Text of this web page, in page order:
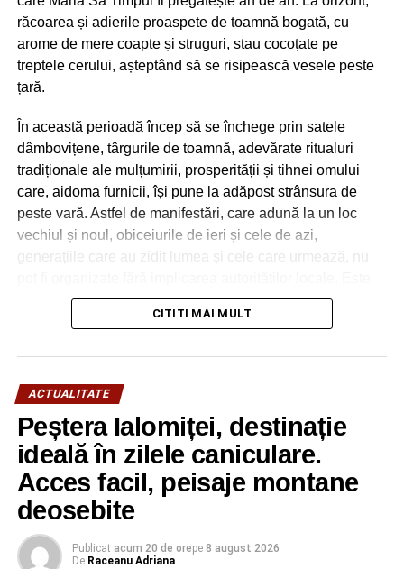
răcoarea și adierile proaspete de toamnă bogată, cu
arome de mere coapte și struguri, stau cocoțate pe
treptele cerului, așteptând să se risipească vesele peste
țară.
În această perioadă încep să se închege prin satele
dâmbovițene, târgurile de toamnă, adevărate ritualuri
tradiționale ale mulțumirii, prosperității și tihnei omului
care, aidoma furnicii, își pune la adăpost strânsura de
peste vară. Astfel de manifestări, care adună la un loc
vechiul și noul, obiceiurile de ieri și cele de azi,
generațiile care au zidit lumea și cele care urmează, nu
drept, vremurile, convulsiile acestei planete care parcă nu
își mai găsește azimutul în Univers, nu prea sunt
veghează din Infinit, pentru grijă și pentru ceea ce ne
oferă spre a trăi feriți de rele și oarecum îndestulați. „Zilele
comunelor”, care se încropesc pe ici pe colea, unde se
adună toată suflarea satului pentru a petrece, pentru a ieși
din rutina existențială, au tocmai acest dar. Unesc.
Încheagă. Întăresc.
CITITI MAI MULT
ACTUALITATE
Peștera Ialomiței, destinație
ideală în zilele caniculare.
Acces facil, peisaje montane
deosebite
Publicat acum 20 de orepe 8 august 2026
De Raceanu Adriana